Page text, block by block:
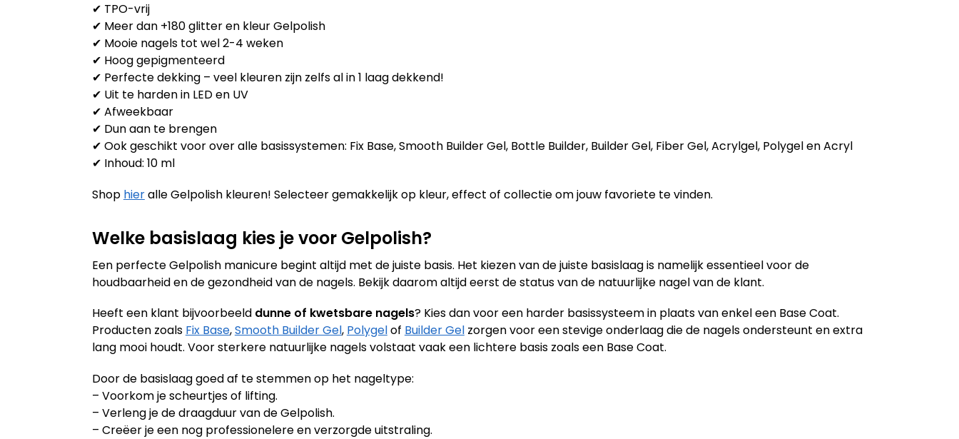
✔ TPO-vrij
✔ Meer dan +180 glitter en kleur Gelpolish
✔ Mooie nagels tot wel 2-4 weken
✔ Hoog gepigmenteerd
✔ Perfecte dekking – veel kleuren zijn zelfs al in 1 laag dekkend!
✔ Uit te harden in LED en UV
✔ Afweekbaar
✔ Dun aan te brengen
✔ Ook geschikt voor over alle basissystemen: Fix Base, Smooth Builder Gel, Bottle Builder, Builder Gel, Fiber Gel, Acrylgel, Polygel en Acryl
✔ Inhoud: 10 ml
Shop hieralle Gelpolish kleuren! Selecteer gemakkelijk op kleur, effect of collectie om jouw favoriete te vinden.
Welke basislaag kies je voor Gelpolish?
Een perfecte Gelpolish manicure begint altijd met de juiste basis. Het kiezen van de juiste basislaag is namelijk essentieel voor de
houdbaarheid en de gezondheid van de nagels. Bekijk daarom altijd eerst de status van de natuurlijke nagel van de klant.
Heeft een klant bijvoorbeeld dunne of kwetsbare nagels? Kies dan voor een harder basissysteem in plaats van enkel een Base Coat.
Producten zoals Fix Base,Smooth Builder Gel, Polygelof Builder Gelzorgen voor een stevige onderlaag die de nagels ondersteunt en extra
lang mooi houdt. Voor sterkere natuurlijke nagels volstaat vaak een lichtere basis zoals een Base Coat.
Door de basislaag goed af te stemmen op het nageltype:
– Voorkom je scheurtjes of lifting.
– Verleng je de draagduur van de Gelpolish.
– Creëer je een nog professionelere en verzorgde uitstraling.